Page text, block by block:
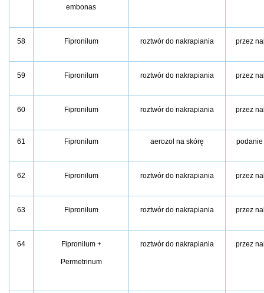
embonas
58 Fipronilum roztwór do nakrapiania przez
59 Fipronilum roztwór do nakrapiania przez
60 Fipronilum roztwór do nakrapiania przez
61 Fipronilum aerozol na skórę podanie
62 Fipronilum roztwór do nakrapiania przez
63 Fipronilum roztwór do nakrapiania przez
64 Fipronilum +
Permetrinum
roztwór do nakrapiania przez